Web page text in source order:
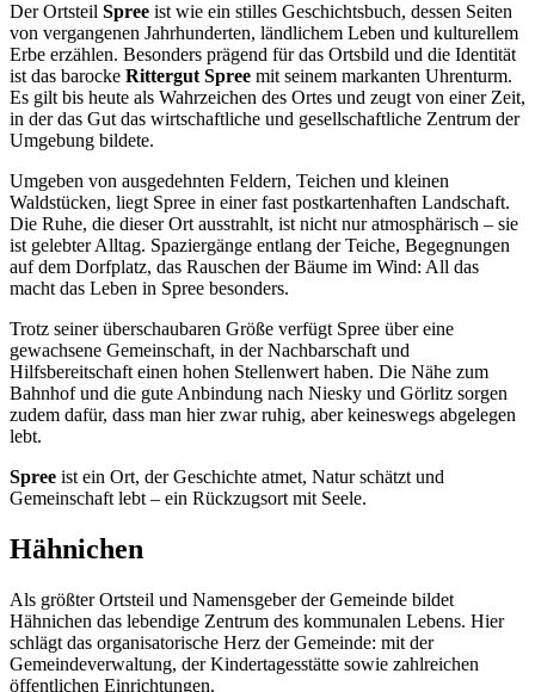
Der Ortsteil Spree ist wie ein stilles Geschichtsbuch, dessen Seiten
von vergangenen Jahrhunderten, ländlichem Leben und kulturellem
Erbe erzählen. Besonders prägend für das Ortsbild und die Identität
ist das barocke Rittergut Spree mit seinem markanten Uhrenturm.
Es gilt bis heute als Wahrzeichen des Ortes und zeugt von einer Zeit,
in der das Gut das wirtschaftliche und gesellschaftliche Zentrum der
Umgebung bildete.
Umgeben von ausgedehnten Feldern, Teichen und kleinen
Waldstücken, liegt Spree in einer fast postkartenhaften Landschaft.
Die Ruhe, die dieser Ort ausstrahlt, ist nicht nur atmosphärisch – sie
ist gelebter Alltag. Spaziergänge entlang der Teiche, Begegnungen
auf dem Dorfplatz, das Rauschen der Bäume im Wind: All das
macht das Leben in Spree besonders.
Trotz seiner überschaubaren Größe verfügt Spree über eine
gewachsene Gemeinschaft, in der Nachbarschaft und
Hilfsbereitschaft einen hohen Stellenwert haben. Die Nähe zum
Bahnhof und die gute Anbindung nach Niesky und Görlitz sorgen
zudem dafür, dass man hier zwar ruhig, aber keineswegs abgelegen
lebt.
Spree ist ein Ort, der Geschichte atmet, Natur schätzt und
Gemeinschaft lebt – ein Rückzugsort mit Seele.
Hähnichen
Als größter Ortsteil und Namensgeber der Gemeinde bildet
Hähnichen das lebendige Zentrum des kommunalen Lebens. Hier
schlägt das organisatorische Herz der Gemeinde: mit der
Gemeindeverwaltung, der Kindertagesstätte sowie zahlreichen
öffentlichen Einrichtungen.